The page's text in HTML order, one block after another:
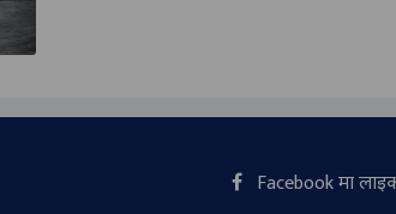
Facebook मा